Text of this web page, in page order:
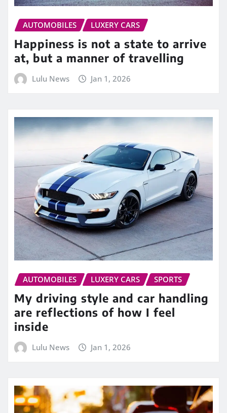
AUTOMOBILES LUXERY CARS
Happiness is not a state to arrive
at, but a manner of travelling
Lulu News Jan 1, 2026
AUTOMOBILES LUXERY CARS SPORTS
My driving style and car handling
are reflections of how I feel
inside
Lulu News Jan 1, 2026